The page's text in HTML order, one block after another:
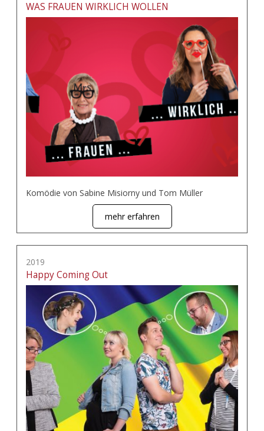
WAS FRAUEN WIRKLICH WOLLEN
Komödie von Sabine Misiorny und Tom Müller
mehr erfahren
2019
Happy Coming Out